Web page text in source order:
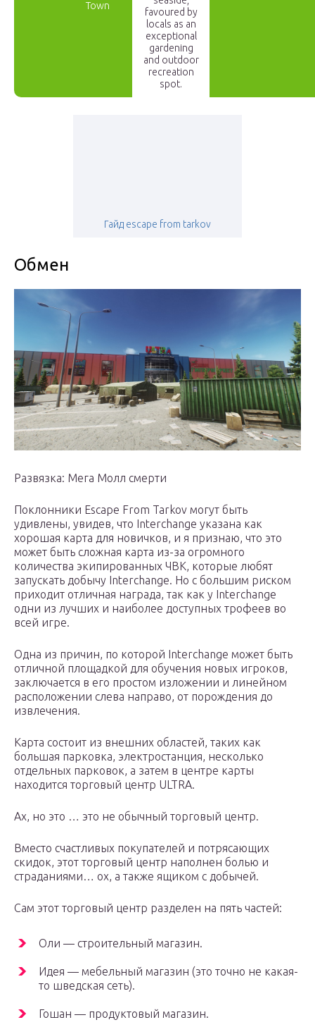
Town
favoured by
locals as an
exceptional
gardening
and outdoor
recreation
spot.
Гайд escape from tarkov
Обмен
Развязка: Мега Молл смерти
Поклонники Escape From Tarkov могут быть
удивлены, увидев, что Interchange указана как
хорошая карта для новичков, и я признаю, что это
может быть сложная карта из-за огромного
количества экипированных ЧВК, которые любят
запускать добычу Interchange. Но с большим риском
приходит отличная награда, так как у Interchange
одни из лучших и наиболее доступных трофеев во
всей игре.
Одна из причин, по которой Interchange может быть
отличной площадкой для обучения новых игроков,
заключается в его простом изложении и линейном
расположении слева направо, от порождения до
извлечения.
Карта состоит из внешних областей, таких как
большая парковка, электростанция, несколько
отдельных парковок, а затем в центре карты
находится торговый центр ULTRA.
Ах, но это … это не обычный торговый центр.
Вместо счастливых покупателей и потрясающих
скидок, этот торговый центр наполнен болью и
страданиями… ох, а также ящиком с добычей.
Сам этот торговый центр разделен на пять частей:
Оли — строительный магазин.
Идея — мебельный магазин (это точно не какая-
то шведская сеть).
Гошан — продуктовый магазин.